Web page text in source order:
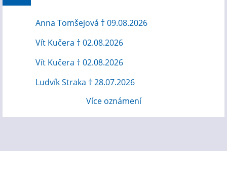
Anna Tomšejová † 09.08.2026
Vít Kučera † 02.08.2026
Vít Kučera † 02.08.2026
Ludvík Straka † 28.07.2026
Více oznámení